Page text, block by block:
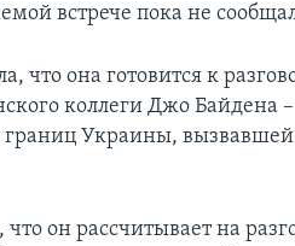
встрече пока не
что она готовится к
коллеги Джо Байдена
Украины, вызвавшей
он рассчитывает на